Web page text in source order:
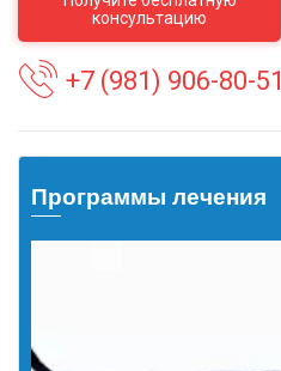
консультацию
+7 (981) 906-80-51
Программы лечения